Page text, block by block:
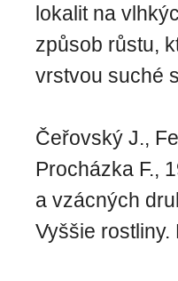
lokalit na
způsob růstu,
vrstvou suché
Čeřovský J.,
Procházka F.,
a vzácných
Vyššie